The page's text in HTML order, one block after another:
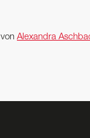
von Alexandra